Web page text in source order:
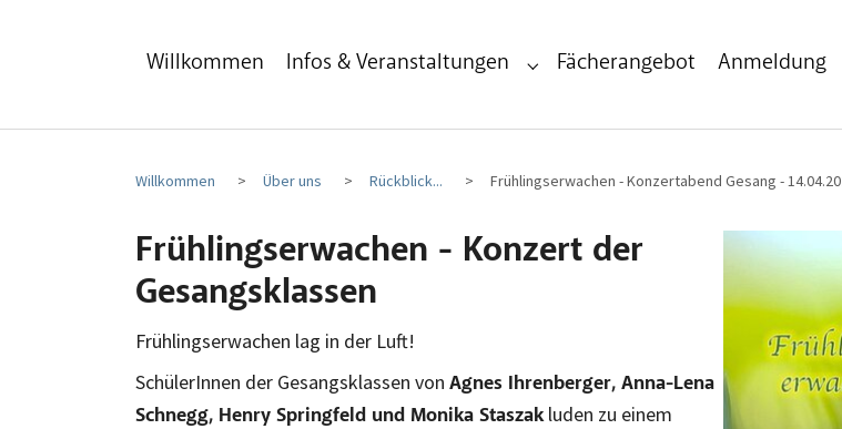
Willkommen Infos & Veranstaltungen Submenu for "Infos & Veranstaltungen"
Fächerangebot Anmeldung
Willkommen Über uns Rückblick... Frühlingserwachen - Konzertabend Gesang -
Frühlingserwachen - Konzert der
Gesangsklassen
Frühlingserwachen lag in der Luft!
SchülerInnen der Gesangsklassen von Agnes Ihrenberger, Anna-Lena
Schnegg, Henry Springfeld und Monika Staszakluden zu einem